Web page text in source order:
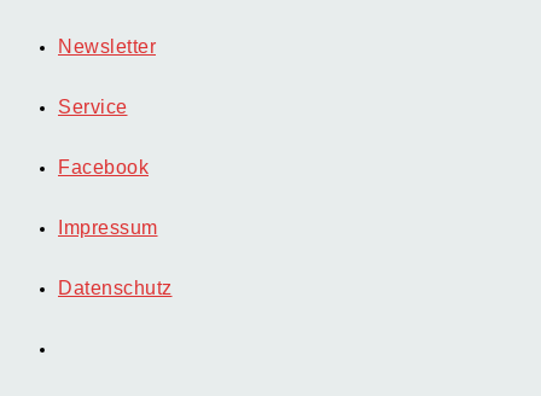
Newsletter
Service
Facebook
Impressum
Datenschutz